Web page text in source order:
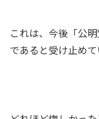
これは、今後「公
であると受け止めて